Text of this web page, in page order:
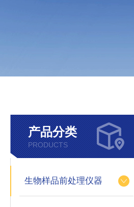
产品分类
PRODUCTS
生物样品前处理仪器